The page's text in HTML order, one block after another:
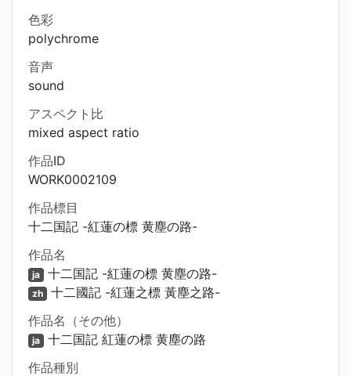
色彩
polychrome
音声
sound
アスペクト比
mixed aspect ratio
作品ID
WORK0002109
作品標目
十二国記 -紅蓮の標 黄塵の路-
作品名
ja 十二国記 -紅蓮の標 黄塵の路-
zh 十二國記 -紅蓮之標 黃塵之路-
作品名（その他）
ja 十二国記 紅蓮の標 黄塵の路
作品種別